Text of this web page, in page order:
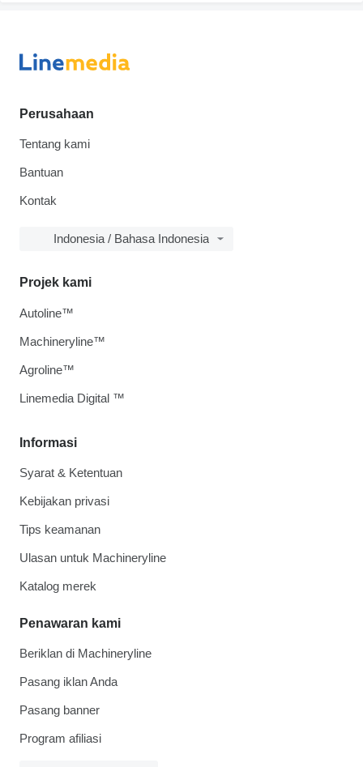
Perusahaan
Tentang kami
Bantuan
Kontak
Indonesia / Bahasa Indonesia
Informasi
Syarat & Ketentuan
Kebijakan privasi
Tips keamanan
Ulasan untuk Machineryline
Katalog merek
Penawaran kami
Beriklan di Machineryline
Pasang iklan Anda
Pasang banner
Program afiliasi
Projek kami
Autoline™
Machineryline™
Agroline™
Linemedia Digital ™